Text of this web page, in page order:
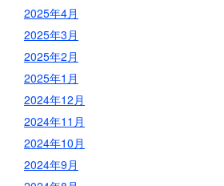
2025年4月
2025年3月
2025年2月
2025年1月
2024年12月
2024年11月
2024年10月
2024年9月